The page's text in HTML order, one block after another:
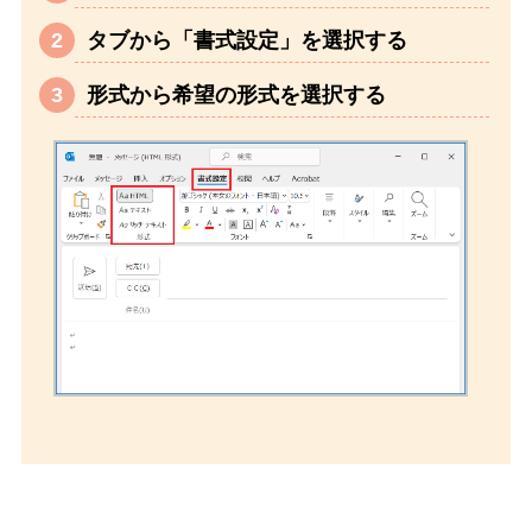
タブから「書式設定」を選択する
形式から希望の形式を選択する